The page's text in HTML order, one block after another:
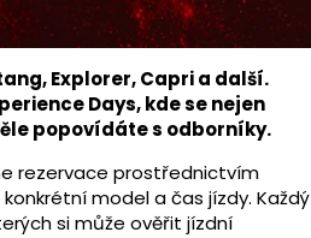
Explorer, Capri a další.
Days, kde se nejen
popovídáte s odborníky.
rezervace prostřednictvím
model a čas jízdy. Každý
si může ověřit jízdní